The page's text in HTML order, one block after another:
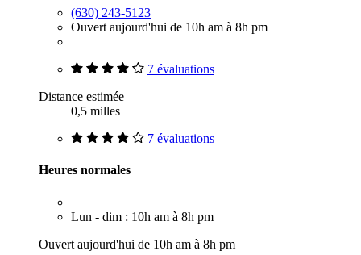
(630) 243-5123
Ouvert aujourd'hui de 10h am à 8h pm
7 évaluations
Distance estimée
0,5 milles
7 évaluations
Heures normales
Lun - dim : 10h am à 8h pm
Ouvert aujourd'hui de 10h am à 8h pm